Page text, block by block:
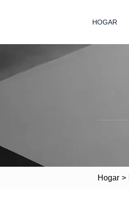
HOGAR
Hogar >